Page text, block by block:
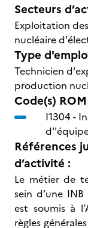
Secteurs
Exploitation
nucléaire
Type
Technicien
production
Code(s)
I1304 -
Références
d’activité :
Le métier de
sein d’une
est soumis à
règles